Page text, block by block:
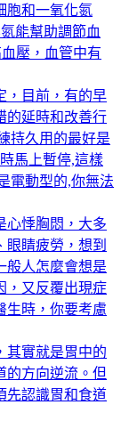
胞和一氧化氮
能幫助調節血
壓，血管中有
，目前，有的早
的延時和改善行
持久用的最好是
馬上暫停,這樣
電動型的,你無法
心悸胸悶，大多
睛疲勞，想到
般人怎麼會想是
，又反覆出現症
生時，你要考慮
其實就是胃中的
的方向逆流。但
先認識胃和食道